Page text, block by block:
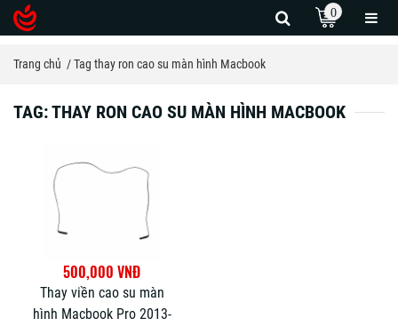
0
Trang chủ Tag thay ron cao su màn hình Macbook
TAG: THAY RON CAO SU MÀN HÌNH MACBOOK
500,000 VNĐ
Thay viền cao su màn
hình Macbook Pro 2013-